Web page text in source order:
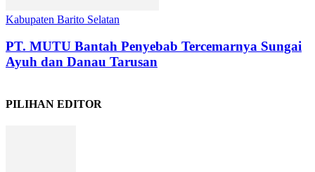
Kabupaten Barito Selatan
PT. MUTU Bantah Penyebab Tercemarnya Sungai
Ayuh dan Danau Tarusan
PILIHAN EDITOR